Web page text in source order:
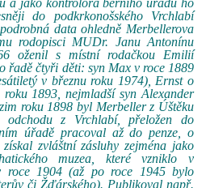
a jako kontrolora berního úřadu ho
do podkrkonošského Vrchlabí
data ohledně Merbellerova
rodopisci MUDr. Janu Antonínu
oženil s místní rodačkou Emilií
řadě čtyři děti: syn Max v roce 1889
v březnu roku 1974), Ernst o
1893, nejmladší syn Alexander
roku 1898 byl Merbeller z Úštěku
z Vrchlabí, přeložen do
úřadě pracoval až do penze, o
zvláštní zásluhy zejména jako
muzea, které vzniklo v
roce 1904 (až po roce 1945 bylo
či Žďárského). Publikoval např.